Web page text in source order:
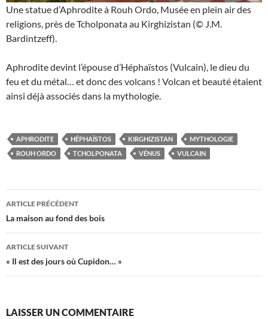
Une statue d’Aphrodite à Rouh Ordo, Musée en plein air des
religions, près de Tcholponata au Kirghizistan (© J.M.
Bardintzeff).
Aphrodite devint l’épouse d’Héphaïstos (Vulcain), le dieu du
feu et du métal… et donc des volcans ! Volcan et beauté étaient
ainsi déjà associés dans la mythologie.
APHRODITE HÉPHAÏSTOS KIRGHIZISTAN
MYTHOLOGIE
ROUH ORDO
TCHOLPONATA VÉNUS VULCAIN
Navigation
des
articles
ARTICLE PRÉCÉDENT
La maison au fond des bois
ARTICLE SUIVANT
« Il est des jours où Cupidon… »
LAISSER UN COMMENTAIRE